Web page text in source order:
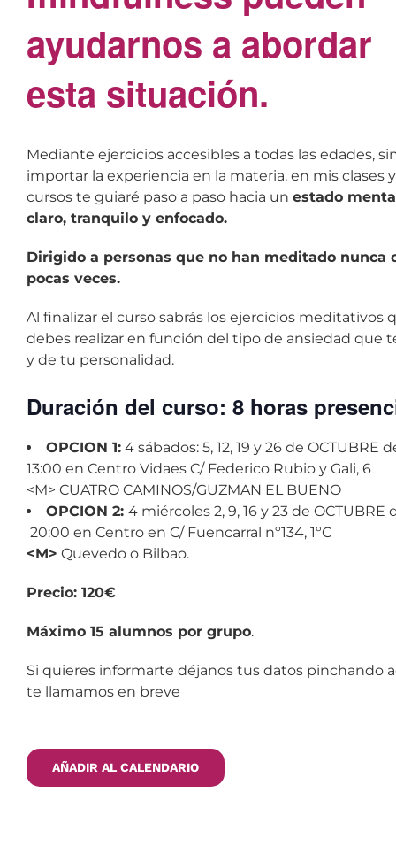
ayudarnos a abordar
esta situación.
Mediante ejercicios accesibles a todas las edades,
importar la experiencia en la materia, en mis clases y
cursos te guiaré paso a paso hacia un estado
claro, tranquilo y enfocado.
Dirigido a personas que no han meditado nunca
pocas veces.
Al finalizar el curso sabrás los ejercicios meditativos
debes realizar en función del tipo de ansiedad que
y de tu personalidad.
Duración del curso: 8 horas
OPCION 1: 4 sábados: 5, 12, 19 y 26 de OCTUBRE
13:00 en Centro Vidaes C/ Federico Rubio y Gali, 6
<M> CUATRO CAMINOS/GUZMAN EL BUENO
OPCION 2: 4 miércoles 2, 9, 16 y 23 de OCTUBRE
20:00 en Centro en C/ Fuencarral nº134, 1ºC
<M> Quevedo o Bilbao.
Precio: 120€
Máximo 15 alumnos por grupo.
Si quieres informarte déjanos tus datos pinchando
te llamamos en breve
AÑADIR AL CALENDARIO